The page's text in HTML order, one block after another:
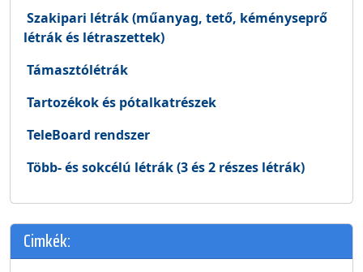
Szakipari létrák (műanyag, tető, kéményseprő
létrák és létraszettek)
Támasztólétrák
Tartozékok és pótalkatrészek
TeleBoard rendszer
Több- és sokcélú létrák (3 és 2 részes létrák)
Cimkék: